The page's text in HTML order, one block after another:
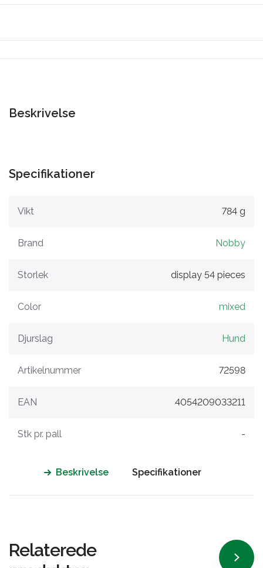
Beskrivelse
Specifikationer
Vikt 784 g
Brand Nobby
Storlek display 54 pieces
Color mixed
Djurslag Hund
Artikelnummer 72598
EAN 4054209033211
Stk pr. pall -
Beskrivelse Specifikationer
Relaterede